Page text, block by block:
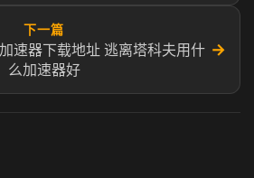
下一篇
速器下载地址 逃离塔科夫用什
么加速器好
→